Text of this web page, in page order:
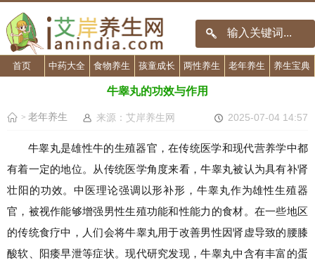
首页 中药大全 食物养生 孩童成长 两性养生 老年养生 养生宝典
牛睾丸的功效与作用
> 老年养生 来源：艾岸养生网 2025-07-04 14:57
牛睾丸是雄性牛的生殖器官，在传统医学和现代营养学中都
有着一定的地位。从传统医学角度来看，牛睾丸被认为具有补肾
壮阳的功效。中医理论强调以形补形，牛睾丸作为雄性生殖器
官，被视作能够增强男性生殖功能和性能力的食材。在一些地区
的传统食疗中，人们会将牛睾丸用于改善男性因肾虚导致的腰膝
酸软、阳痿早泄等症状。现代研究发现，牛睾丸中含有丰富的蛋